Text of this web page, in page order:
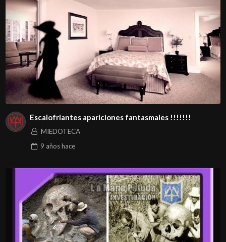
Escalofriantes apariciones fantasmales !!!!!!!
MIEDOTECA
9 añoshace